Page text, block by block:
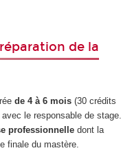
de la
de 4 à 6 mois(30 crédits
le responsable de stage.
professionnelledont la
finale du mastère.